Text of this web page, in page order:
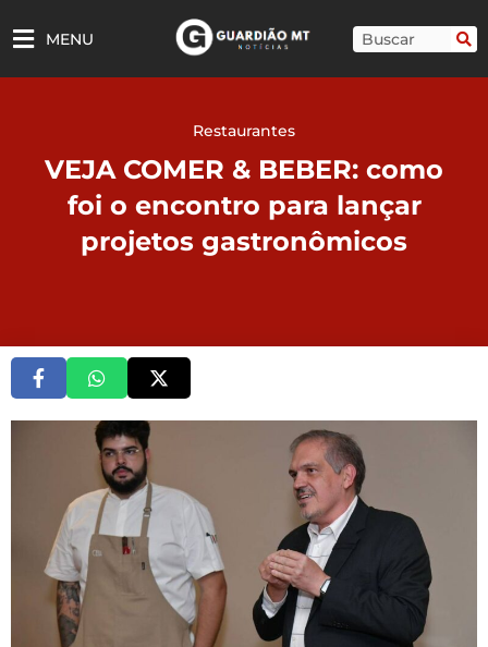
para
MENU Pesquisar
Restaurantes
VEJA COMER & BEBER: como
foi o encontro para lançar
projetos gastronômicos